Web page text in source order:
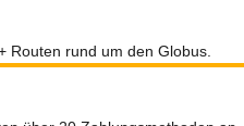
Routen rund um den Globus.